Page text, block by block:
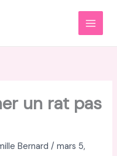
MAIN
un rat pas
Bernard/mars 5,